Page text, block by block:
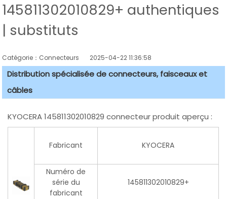
145811302010829+ authentiques
| substituts
Catégorie：Connecteurs 2025-04-22 11:36:58
Distribution spécialisée de connecteurs, faisceaux et
câbles
KYOCERA 145811302010829 connecteur produit aperçu :
Fabricant KYOCERA
Numéro de
série du
fabricant
145811302010829+